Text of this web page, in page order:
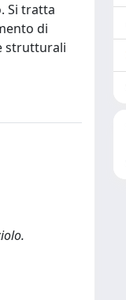
Si tratta
di
strutturali